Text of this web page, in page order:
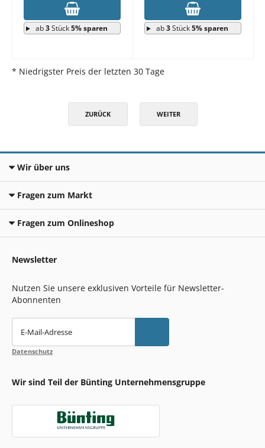
ab3Stück5% sparen ab3Stück5% sparen
* Niedrigster Preis der letzten 30 Tage
ZURÜCK WEITER
Wir über uns
Fragen zum Markt
Fragen zum Onlineshop
Newsletter
Nutzen Sie unsere exklusiven Vorteile für Newsletter-
Abonnenten
E-Mail-Adresse
Datenschutz
Wir sind Teil der Bünting Unternehmensgruppe